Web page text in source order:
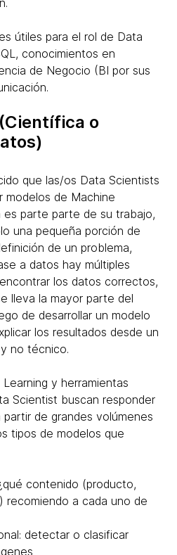
útiles para el rol de Data
conocimientos en
de Negocio (BI por sus
o
que las/os Data Scientists
modelos de Machine
es parte parte de su trabajo,
una pequeña porción de
de un problema,
a datos hay múltiples
los datos correctos,
lleva la mayor parte del
de desarrollar un modelo
los resultados desde un
no técnico.
y herramientas
Scientist buscan responder
de grandes volúmenes
tipos de modelos que
contenido (producto,
recomiendo a cada uno de
detectar o clasificar